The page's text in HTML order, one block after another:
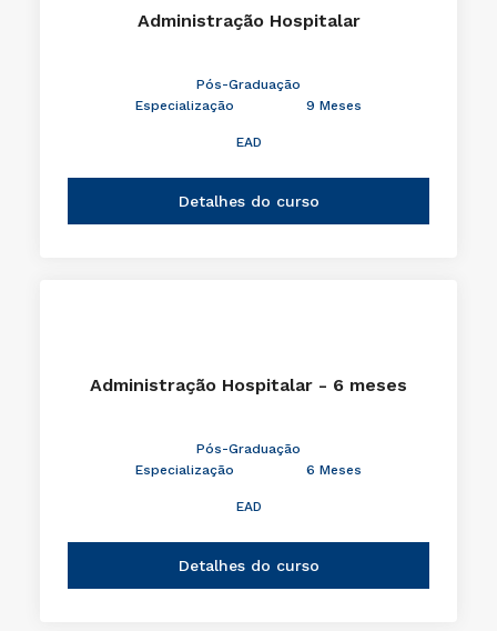
Administração Hospitalar
Pós-Graduação
Especialização
9 Meses
EAD
Detalhes do curso
Administração Hospitalar - 6 meses
Pós-Graduação
Especialização
6 Meses
EAD
Detalhes do curso